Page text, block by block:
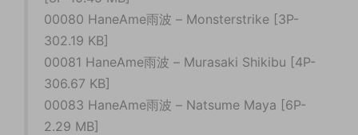
00080 HaneAme雨波 – Monsterstrike [3P-
302.19 KB]
00081 HaneAme雨波 – Murasaki Shikibu [4P-
306.67 KB]
00083 HaneAme雨波 – Natsume Maya [6P-
2.29 MB]